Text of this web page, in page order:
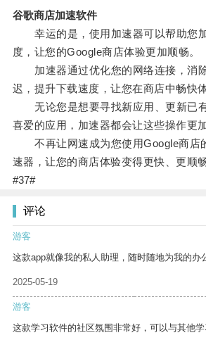
谷歌商店加速软件
幸运的是，使用加速器可以帮助您
度，让您的Google商店体验更加顺畅。
加速器通过优化您的网络连接，消
迟，提升下载速度，让您在商店中畅快
无论您是想要寻找新应用、更新已
喜爱的应用，加速器都会让这些操作更
不再让网速成为您使用Google商店
速器，让您的商店体验变得更快、更顺畅
#37#
评论
游客
这款app就像我的私人助理，随时随地为我的办
2025-05-19
游客
这款学习软件的社区氛围非常好，可以与其他学